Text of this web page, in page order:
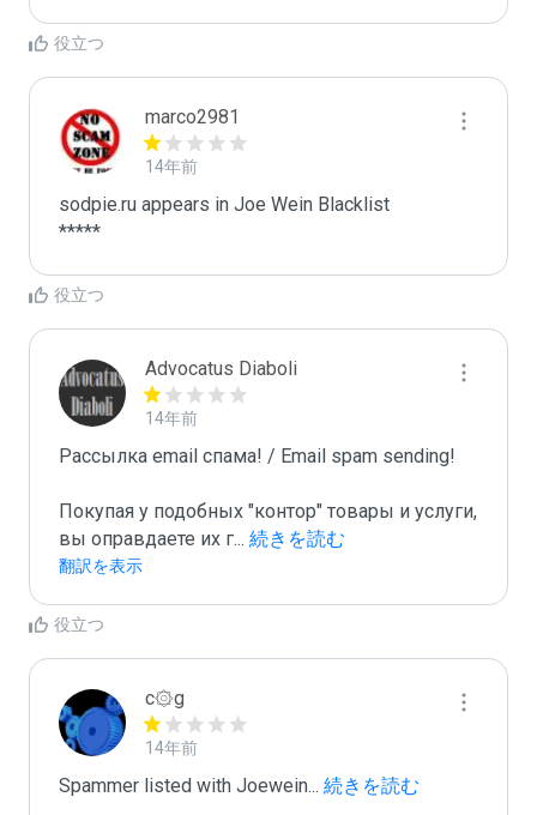
役立つ
marco2981
14年前
sodpie.ru appears in Joe Wein Blacklist
*****
役立つ
Advocatus Diaboli
14年前
Рассылка email спама! / Email spam sending!
Покупая у подобных "контор" товары и услуги,
вы оправдаете их г... 続きを読む
翻訳を表示
役立つ
c۞g
14年前
Spammer listed with Joewein ... 続きを読む